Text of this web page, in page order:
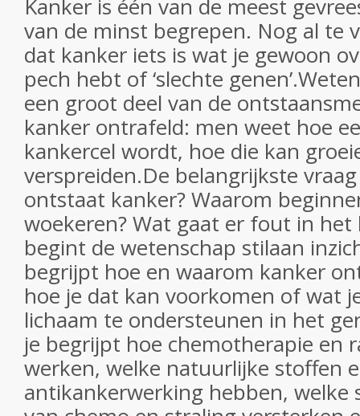
Kanker is één van de meest
van de minst begrepen. Nog al te
dat kanker iets is wat je gewoon
pech hebt of ‘slechte
een groot deel van de
kanker ontrafeld: men weet hoe
kankercel wordt, hoe die kan
verspreiden.De belangrijkste
ontstaat kanker? Waarom
woekeren? Wat gaat er fout in het
begint de wetenschap stilaan
begrijpt hoe en waarom kanker
hoe je dat kan voorkomen of wat
lichaam te ondersteunen in het
je begrijpt hoe chemotherapie en
werken, welke natuurlijke stoffen
antikankerwerking hebben, welke